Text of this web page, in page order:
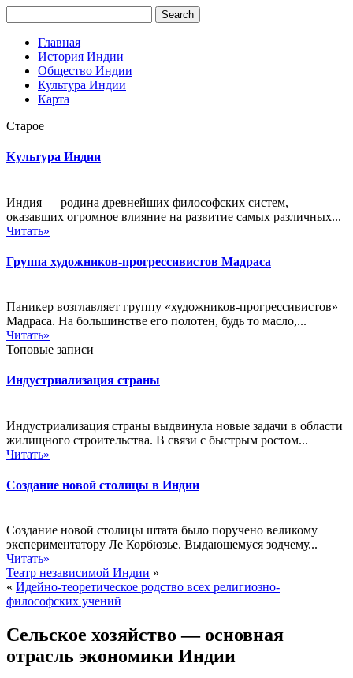
Главная
История Индии
Общество Индии
Культура Индии
Карта
Старое
Культура Индии
Индия — родина древнейших философских систем,
оказавших огромное влияние на развитие самых различных...
Читать»
Группа художников-прогрессивистов Мадраса
Паникер возглавляет группу «художников-прогрессивистов»
Мадраса. На большинстве его полотен, будь то масло,...
Читать»
Топовые записи
Индустриализация страны
Индустриализация страны выдвинула новые задачи в области
жилищного строительства. В связи с быстрым ростом...
Читать»
Создание новой столицы в Индии
Создание новой столицы штата было поручено великому
экспериментатору Ле Корбюзье. Выдающемуся зодчему...
Читать»
Театр независимой Индии »
« Идейно-теоретическое родство всех религиозно-
философских учений
Сельское хозяйство — основная
отрасль экономики Индии